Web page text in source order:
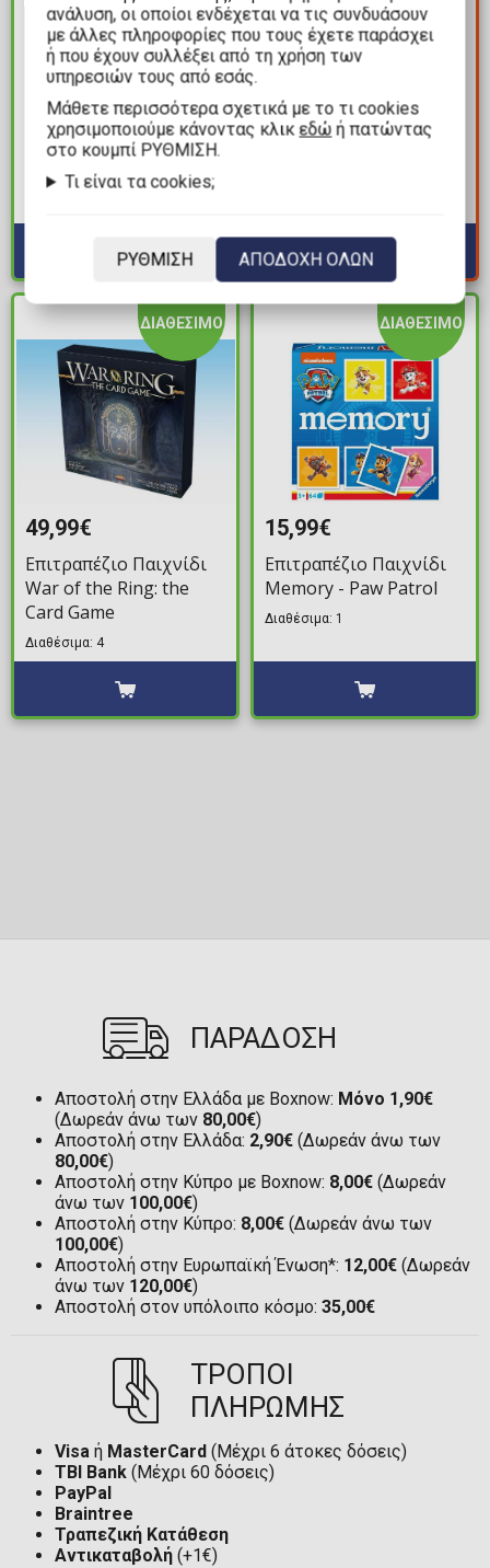
2,99€
Επιτραπέζιο Παιχνίδι
Snapping Turtles -
Αρπαχτή με τις Χελώνες
21,99€
Επιτραπέζιο Παιχνίδι
ΔΙΑΘΕΣΙΜΟ
49,99€
Επιτραπέζιο Παιχνίδι
War of the Ring: the
Card Game
Διαθέσιμα: 4
ΔΙΑΘΕΣΙΜΟ
15,99€
Επιτραπέζιο Παιχνίδι
Memory - Paw Patrol
Διαθέσιμα: 1
ΠΑΡΑΔΟΣΗ
Αποστολή στην Ελλάδα με Boxnow: Μόνο 1,90€
(Δωρεάν άνω των 80,00€)
Αποστολή στην Ελλάδα: 2,90€ (Δωρεάν άνω των
80,00€)
Αποστολή στην Κύπρο με Boxnow: 8,00€ (Δωρεάν
άνω των 100,00€)
Αποστολή στην Κύπρο: 8,00€ (Δωρεάν άνω των
100,00€)
Αποστολή στην Ευρωπαϊκή Ένωση*: 12,00€ (Δωρεάν
άνω των 120,00€)
Αποστολή στον υπόλοιπο κόσμο: 35,00€
ΤΡΟΠΟΙ
ΠΛΗΡΩΜΗΣ
Visa ή MasterCard (Μέχρι 6 άτοκες δόσεις)
TBI Bank (Μέχρι 60 δόσεις)
PayPal
Braintree
Τραπεζική Κατάθεση
Αντικαταβολή (+1€)
ανάλυση, οι οποίοι ενδέχεται να τις συνδυάσουν
με άλλες πληροφορίες που τους έχετε παράσχει
ή που έχουν συλλέξει από τη χρήση των
υπηρεσιών τους από εσάς.
Mάθετε περισσότερα σχετικά με το τι cookies
χρησιμοποιούμε κάνοντας κλικεδώ ή πατώντας
στο κουμπί ΡΥΘΜΙΣΗ.
Τι είναι τα cookies;
ΡΥΘΜΙΣΗ ΑΠΟΔΟΧΗ ΟΛΩΝ